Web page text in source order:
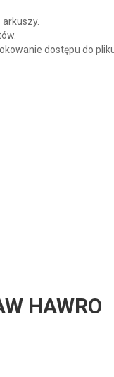
dostępu do
HAWRO